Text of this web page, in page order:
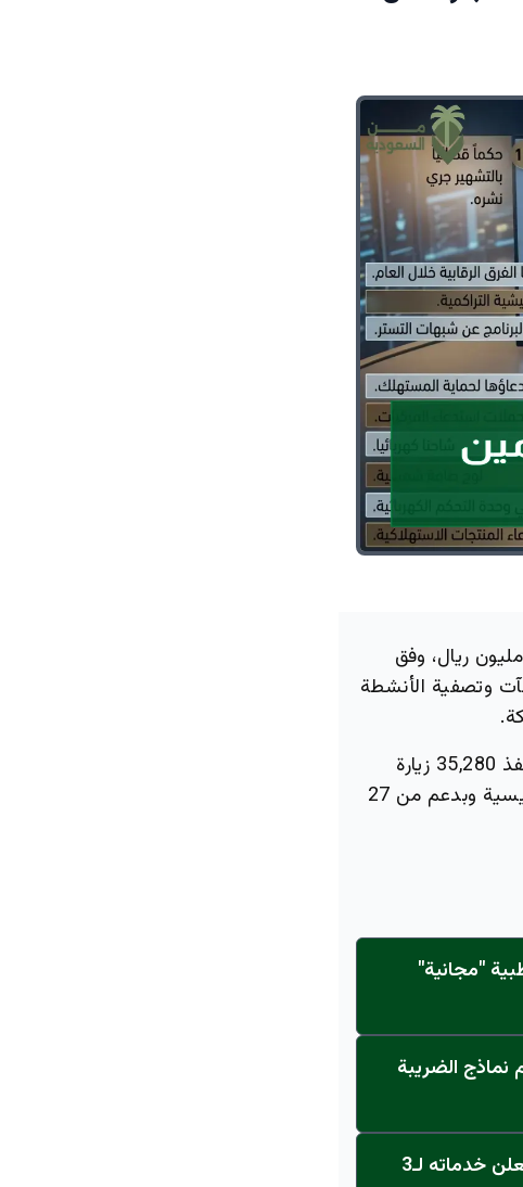
بلغت الغرامات المالية الصادرة ضمن حملة مكافحة التستر التجاري 68.2 مليون ريال، وفق
وتصفية الأنشطة
جاءت هذه الأحكام في ظل تنفيذ البرنامج الوطني لمكافحة التستر، الذي نفذ 35,280 زيارة
تفتيشية ميدانية خلال عام 2025، عبر تنسيق بين خمس جهات رقابية رئيسية وبدعم من 27
"مجانية"
الضريبة
عاجل: القناة تنطلق... مركز أورام الجامعة يحصل على الاعتماد النهائي ويعلن خدماته لـ3